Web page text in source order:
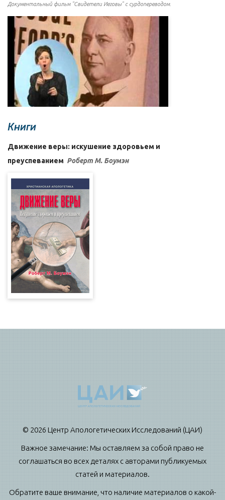
Документальный фильм "Свидетели Иеговы" с сурдопереводом.
Книги
Движение веры: искушение здоровьем и
преуспеванием Роберт М. Боумэн
© 2026 Центр Апологетических Исследований (ЦАИ)
Важное замечание: Мы оставляем за собой право не
соглашаться во всех деталях с авторами публикуемых
статей и материалов.
Обратите ваше внимание, что наличие материалов о какой-